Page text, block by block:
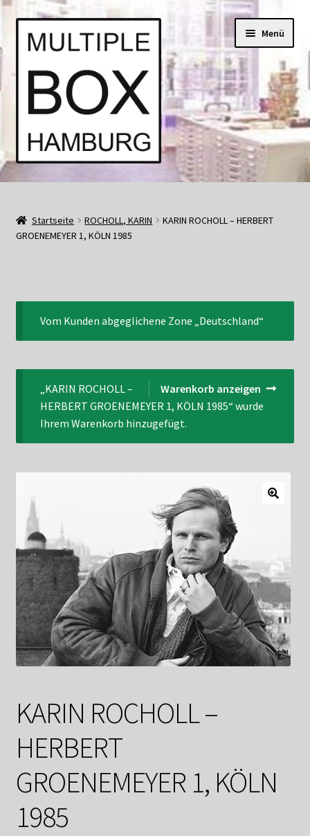
Zur
Navigation
Springe
zum
Menü
Start
AGB
Datenschutzerklärung
Kasse
Mein Konto
Mitglieder
Newsletter
Newsletter
Shop
Suchservice
Zahlungsarten
Startseite ROCHOLL, KARIN
KARIN ROCHOLL – HERBERT
GROENEMEYER 1, KÖLN 1985
Vom Kunden abgeglichene Zone „Deutschland“
Warenkorb anzeigen
„KARIN ROCHOLL –
HERBERT GROENEMEYER 1, KÖLN 1985“ wurde
Ihrem Warenkorb hinzugefügt.
KARIN ROCHOLL –
HERBERT
GROENEMEYER 1, KÖLN
1985